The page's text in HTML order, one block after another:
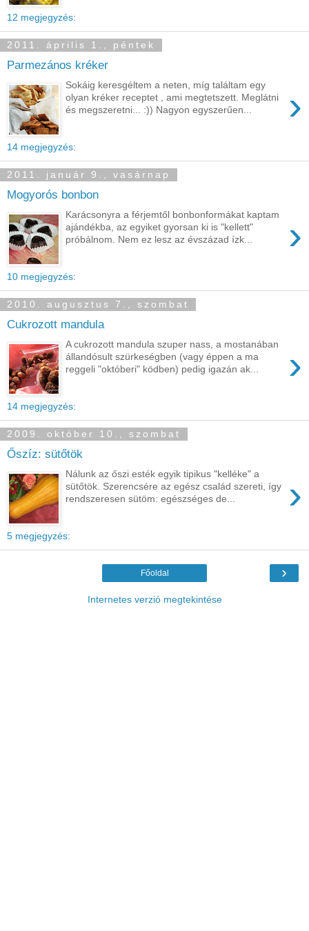
12 megjegyzés:
2011. április 1., péntek
Parmezános kréker
›
Sokáig keresgéltem a neten, míg találtam egy
olyan kréker receptet , ami megtetszett. Meglátni
és megszeretni... :)) Nagyon egyszerűen...
14 megjegyzés:
2011. január 9., vasárnap
Mogyorós bonbon
›
Karácsonyra a férjemtől bonbonformákat kaptam
ajándékba, az egyiket gyorsan ki is "kellett"
próbálnom. Nem ez lesz az évszázad ízk...
10 megjegyzés:
2010. augusztus 7., szombat
Cukrozott mandula
›
A cukrozott mandula szuper nass, a mostanában
állandósult szürkeségben (vagy éppen a ma
reggeli "októberi" ködben) pedig igazán ak...
14 megjegyzés:
2009. október 10., szombat
Őszíz: sütőtök
›
Nálunk az őszi esték egyik tipikus "kelléke" a
sütőtök. Szerencsére az egész család szereti, így
rendszeresen sütöm: egészséges de...
5 megjegyzés:
›
Főoldal
Internetes verzió megtekintése